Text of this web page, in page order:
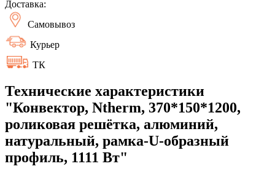
Доставка:
Самовывоз
Курьер
ТК
Технические характеристики
"Конвектор, Ntherm, 370*150*1200,
роликовая решётка, алюминий,
натуральный, рамка-U-образный
профиль, 1111 Вт"